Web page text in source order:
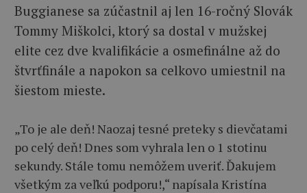
Buggianese sa zúčastnil aj len 16-ročný Slovák
Tommy Miškolci, ktorý sa dostal v mužskej
elite cez dve kvalifikácie a osmefinálne až do
štvrťfinále a napokon sa celkovo umiestnil na
šiestom mieste.
„To je ale deň! Naozaj tesné preteky s dievčatami
po celý deň! Dnes som vyhrala len o 1 stotinu
sekundy. Stále tomu nemôžem uveriť. Ďakujem
všetkým za veľkú podporu!,“ napísala Kristína